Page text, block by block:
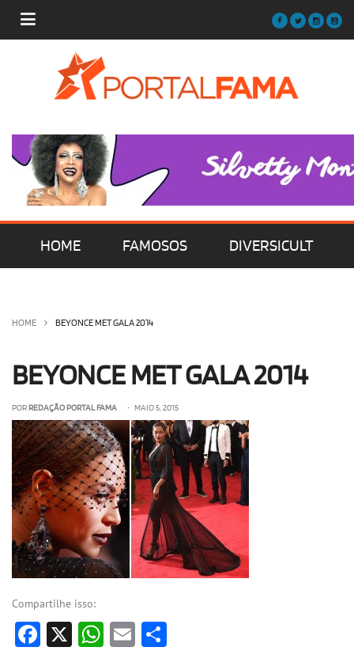
HOME FAMOSOS DIVERSICULT
OLHA ISSO! EU QUERO!
HOME BEYONCE MET GALA 2014
BEYONCE MET GALA 2014
POR REDAÇÃO PORTAL FAMA • MAIO 5, 2015
Compartilhe isso:
Facebook
X WhatsApp
Email